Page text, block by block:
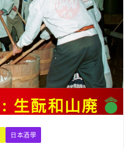
日本酒學